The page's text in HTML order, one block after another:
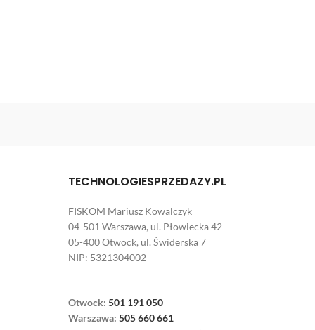
TECHNOLOGIESPRZEDAZY.PL
FISKOM Mariusz Kowalczyk
04-501 Warszawa, ul. Płowiecka 42
05-400 Otwock, ul. Świderska 7
NIP: 5321304002
Otwock: 501 191 050
Warszawa: 505 660 661